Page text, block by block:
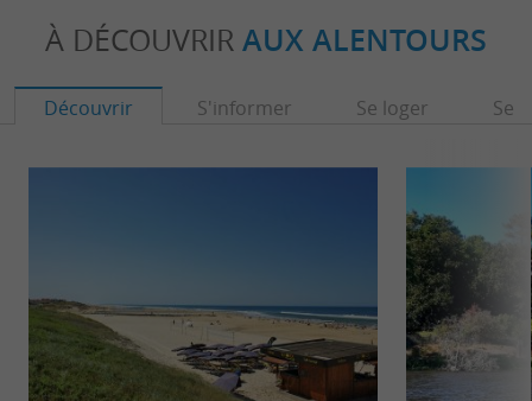
À DÉCOUVRIR AUX ALENTOURS
Découvrir S'informer Se loger Se